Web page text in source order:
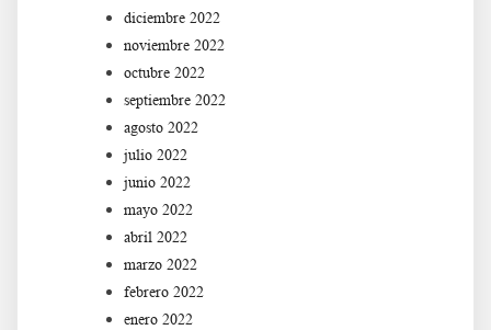
diciembre 2022
noviembre 2022
octubre 2022
septiembre 2022
agosto 2022
julio 2022
junio 2022
mayo 2022
abril 2022
marzo 2022
febrero 2022
enero 2022